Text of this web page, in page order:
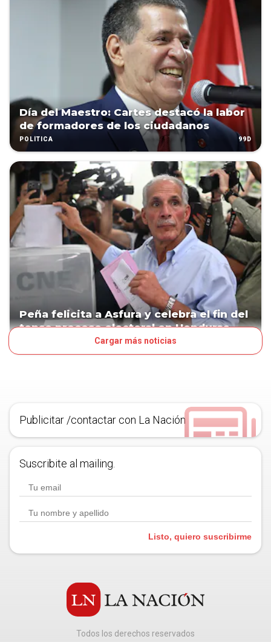
Día del Maestro: Cartes destacó la labor
de formadores de los ciudadanos
POLÍTICA 99D
Peña felicita a Asfura y celebra el fin del
tenso proceso electoral en Honduras
Cargar más noticias
Publicitar /contactar con La Nación
Suscribite al mailing.
Listo, quiero suscribirme
Todos los derechos reservados